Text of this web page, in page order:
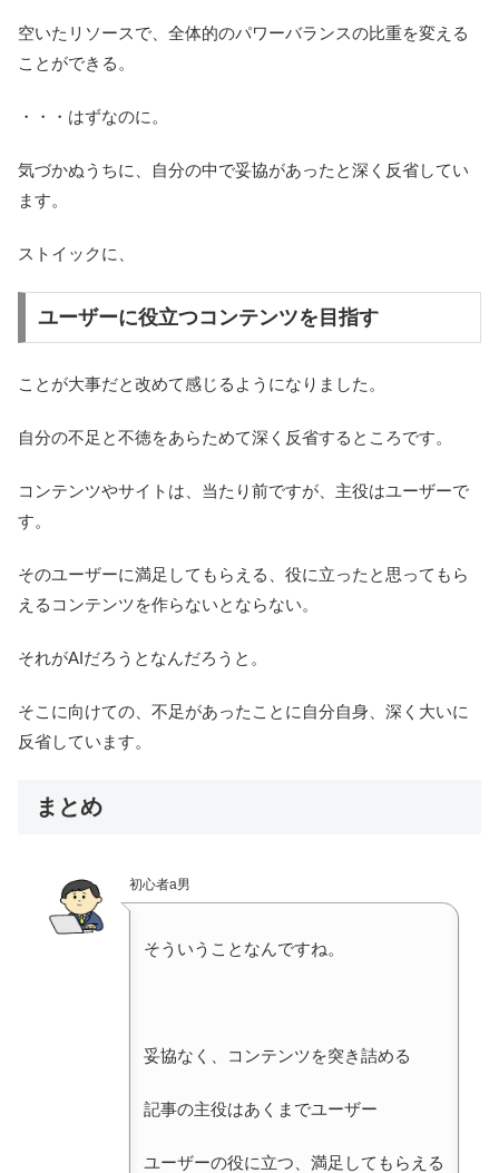
空いたリソースで、全体的のパワーバランスの比重を変える
ことができる。
・・・はずなのに。
気づかぬうちに、自分の中で妥協があったと深く反省してい
ます。
ストイックに、
ユーザーに役立つコンテンツを目指す
ことが大事だと改めて感じるようになりました。
自分の不足と不徳をあらためて深く反省するところです。
コンテンツやサイトは、当たり前ですが、主役はユーザーで
す。
そのユーザーに満足してもらえる、役に立ったと思ってもら
えるコンテンツを作らないとならない。
それがAIだろうとなんだろうと。
そこに向けての、不足があったことに自分自身、深く大いに
反省しています。
まとめ
初心者a男
そういうことなんですね。
妥協なく、コンテンツを突き詰める
記事の主役はあくまでユーザー
ユーザーの役に立つ、満足してもらえる